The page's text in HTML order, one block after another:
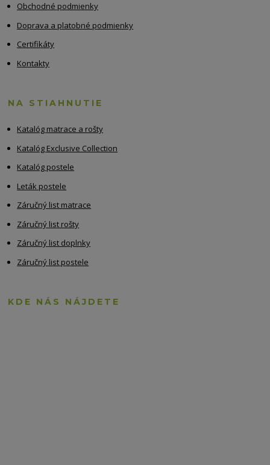
Obchodné podmienky
Doprava a platobné podmienky
Certifikáty
Kontakty
NA STIAHNUTIE
Katalóg matrace a rošty
Katalóg Exclusive Collection
Katalóg postele
Leták postele
Záručný list matrace
Záručný list rošty
Záručný list doplnky
Záručný list postele
KDE NÁS NÁJDETE